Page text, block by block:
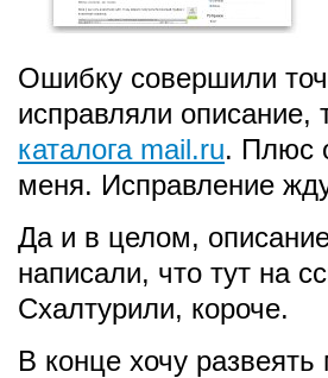
Ошибку совершили
исправляли описание,
каталога mail.ru. Плюс
меня. Исправление
Да и в целом,
написали, что тут на
Схалтурили, короче.
В конце хочу